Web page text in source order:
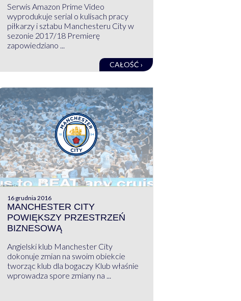
Serwis Amazon Prime Video
wyprodukuje serial o kulisach pracy
piłkarzy i sztabu Manchesteru City w
sezonie 2017/18 Premierę
zapowiedziano ...
CAŁOŚĆ ›
16 grudnia 2016
MANCHESTER CITY
POWIĘKSZY PRZESTRZEŃ
BIZNESOWĄ
Angielski klub Manchester City
dokonuje zmian na swoim obiekcie
tworząc klub dla bogaczy Klub właśnie
wprowadza spore zmiany na ...